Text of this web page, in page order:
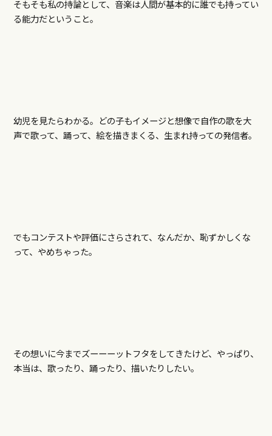
そもそも私の持論として、音楽は人間が基本的に誰でも持ってい
る能力だということ。
幼児を見たらわかる。どの子もイメージと想像で自作の歌を大
声で歌って、踊って、絵を描きまくる、生まれ持っての発信者。
でもコンテストや評価にさらされて、なんだか、恥ずかしくな
って、やめちゃった。
その想いに今までズーーーットフタをしてきたけど、やっぱり、
本当は、歌ったり、踊ったり、描いたりしたい。